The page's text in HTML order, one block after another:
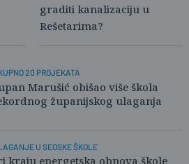
graditi kanalizaciju u
Rešetarima?
20 PROJEKATA
Marušić obišao više škola
županijskog ulaganja
U SEOSKE ŠKOLE
kraju energetska obnova škole